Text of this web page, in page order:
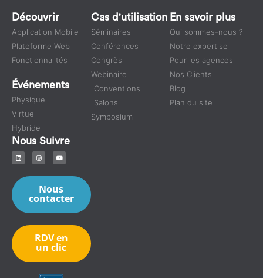
Découvrir
Application Mobile
Plateforme Web
Fonctionnalités
Événements
Physique
Virtuel
Hybride
Cas d'utilisation
Séminaires
Conférences
Congrès
Webinaire
Conventions
Salons
Symposium
En savoir plus
Qui sommes-nous ?
Notre expertise
Pour les agences
Nos Clients
Blog
Plan du site
Nous Suivre
Nous
contacter
RDV en
un clic